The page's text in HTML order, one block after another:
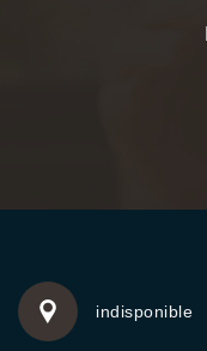
indisponible